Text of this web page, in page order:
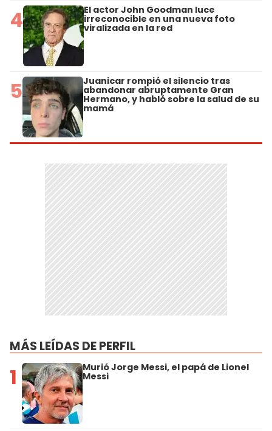
4 El actor John Goodman luce
irreconocible en una nueva foto
viralizada en la red
5 Juanicar rompió el silencio tras
abandonar abruptamente Gran
Hermano, y habló sobre la salud de su
mamá
MÁS LEÍDAS DE PERFIL
1 Murió Jorge Messi, el papá de Lionel
Messi